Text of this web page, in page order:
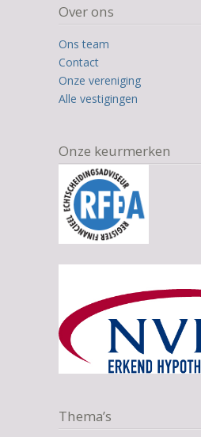
on
12.345
ratings
Over ons
Ons team
Contact
Onze vereniging
Alle vestigingen
Onze keurmerken
Thema’s